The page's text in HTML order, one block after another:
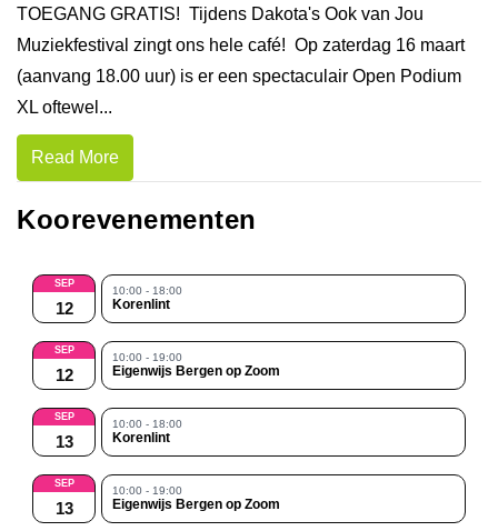
TOEGANG GRATIS! Tijdens Dakota's Ook van Jou
Muziekfestival zingt ons hele café! Op zaterdag 16 maart
(aanvang 18.00 uur) is er een spectaculair Open Podium
XL oftewel...
Read More
Koorevenementen
SEP
12
10:00 - 18:00
Korenlint
SEP
12
10:00 - 19:00
Eigenwijs Bergen op Zoom
SEP
13
10:00 - 18:00
Korenlint
SEP
13
10:00 - 19:00
Eigenwijs Bergen op Zoom